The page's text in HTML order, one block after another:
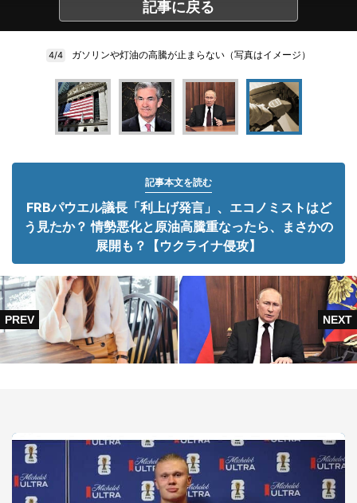
記事に戻る
4/4 ガソリンや灯油の高騰が止まらない（写真はイメージ）
記事本文を読む
FRBパウエル議長「利上げ発言」、エコノミストはど
う見たか？ 情勢悪化と原油高騰重なったら、まさかの
展開も？【ウクライナ侵攻】